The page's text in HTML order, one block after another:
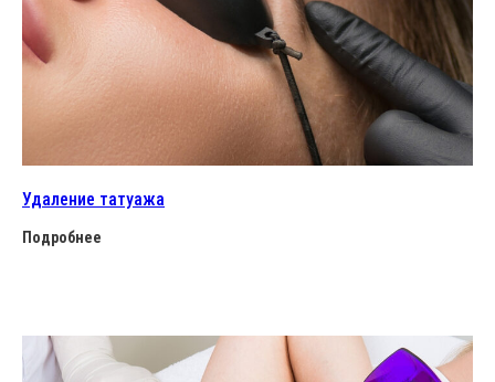
Удаление татуажа
Подробнее